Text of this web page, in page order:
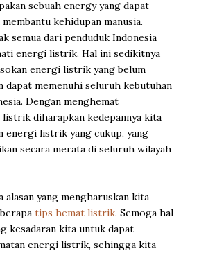
sebuah energy yang dapat
kehidupan manusia.
semua dari penduduk Indonesia
energi listrik. Hal ini sedikitnya
energi listrik yang belum
dapat memenuhi seluruh kebutuhan
Dengan menghemat
diharapkan kedepannya kita
energi listrik yang cukup, yang
secara merata di seluruh wilayah
alasan yang mengharuskan kita
tips hemat listrik. Semoga hal
kesadaran kita untuk dapat
energi listrik, sehingga kita